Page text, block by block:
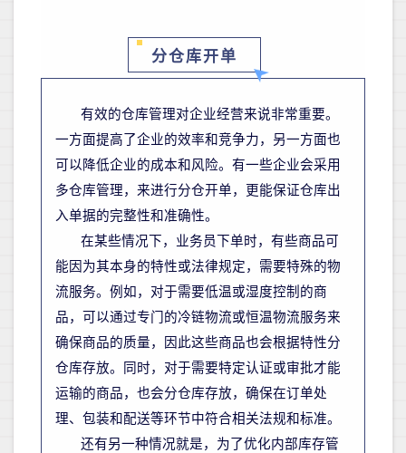
分仓库开单
有效的仓库管理对企业经营来说非常重要。
一方面提高 了企业的效率和竞争力， 另一方面也
可以降低企业的成本和风险。 有一些企业会采用
多仓库管理，来进行分仓开单，更能保证仓库出
入单据的完整性和准确性。
在某些情况下，业务员下单时，有些商品可
能因为其本身的特性或法律规定，需要特殊的物
流服务。例如，对于需要低温或湿度控制的商
品，可以通过专门的冷链物流或恒温物流服务来
确保商品的质量，因此这些商品也会根据特性分
仓库存放。同时，对于需要特定认证或审批才能
运输的商品，也会分仓库存放，确保在订单处
理、包装和配送等环节中符合相关法规和标准。
还有另一种情况就是，为了优化内部库存管